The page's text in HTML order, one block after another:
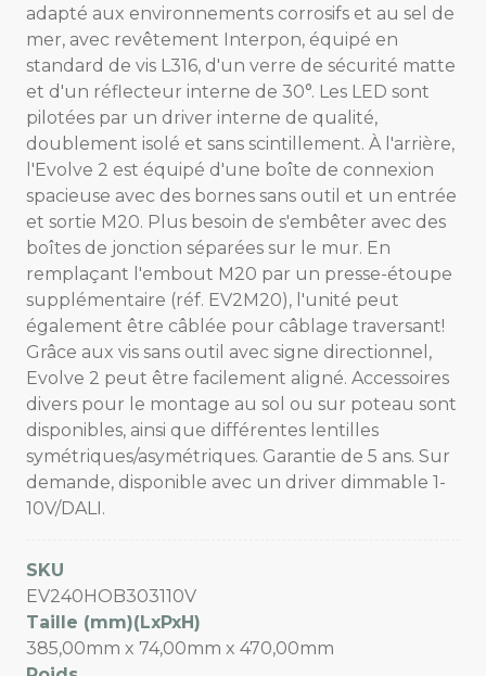
adapté aux environnements corrosifs et au sel de
mer, avec revêtement Interpon, équipé en
standard de vis L316, d'un verre de sécurité matte
et d'un réflecteur interne de 30°. Les LED sont
pilotées par un driver interne de qualité,
doublement isolé et sans scintillement. À l'arrière,
l'Evolve 2 est équipé d'une boîte de connexion
spacieuse avec des bornes sans outil et un entrée
et sortie M20. Plus besoin de s'embêter avec des
boîtes de jonction séparées sur le mur. En
remplaçant l'embout M20 par un presse-étoupe
supplémentaire (réf. EV2M20), l'unité peut
également être câblée pour câblage traversant!
Grâce aux vis sans outil avec signe directionnel,
Evolve 2 peut être facilement aligné. Accessoires
divers pour le montage au sol ou sur poteau sont
disponibles, ainsi que différentes lentilles
symétriques/asymétriques. Garantie de 5 ans. Sur
demande, disponible avec un driver dimmable 1-
10V/DALI.
SKU
EV240HOB303110V
Taille (mm)(LxPxH)
385,00mm x 74,00mm x 470,00mm